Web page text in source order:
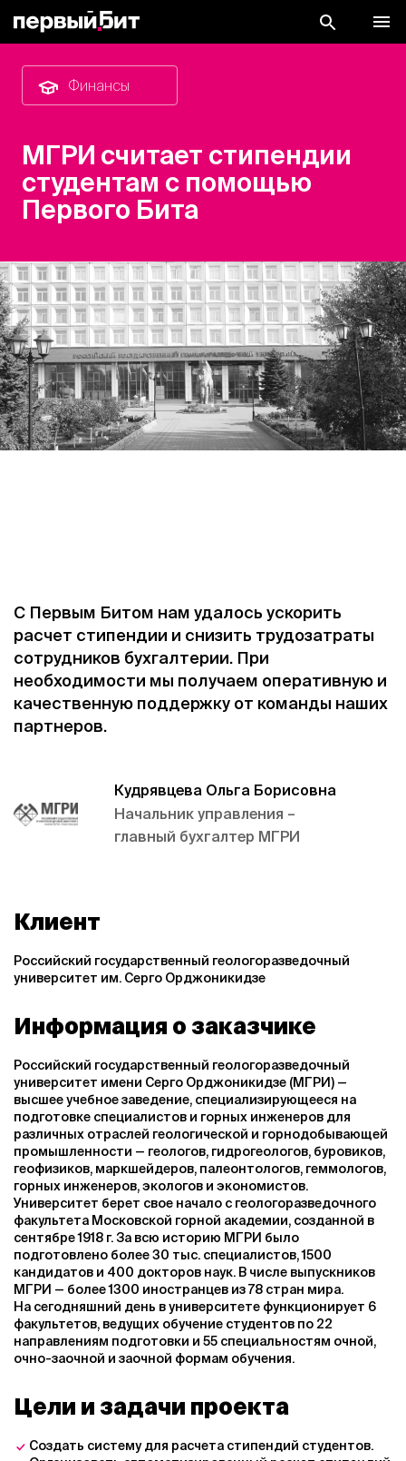
Финансы
МГРИ считает стипендии
студентам с помощью
Первого Бита
С Первым Битом нам удалось ускорить
расчет стипендии и снизить трудозатраты
сотрудников бухгалтерии. При
необходимости мы получаем оперативную и
качественную поддержку от команды наших
партнеров.
Кудрявцева Ольга Борисовна
Начальник управления –
главный бухгалтер МГРИ
Клиент
Российский государственный геологоразведочный
университет им. Серго Орджоникидзе
Информация о заказчике
Российский государственный геологоразведочный
университет имени Серго Орджоникидзе (МГРИ) —
высшее учебное заведение, специализирующееся на
подготовке специалистов и горных инженеров для
различных отраслей геологической и горнодобывающей
промышленности — геологов, гидрогеологов, буровиков,
геофизиков, маркшейдеров, палеонтологов, геммологов,
горных инженеров, экологов и экономистов.
Университет берет свое начало с геологоразведочного
факультета Московской горной академии, созданной в
сентябре 1918 г. За всю историю МГРИ было
подготовлено более 30 тыс. специалистов, 1500
кандидатов и 400 докторов наук. В числе выпускников
МГРИ — более 1300 иностранцев из 78 стран мира.
На сегодняшний день в университете функционирует 6
факультетов, ведущих обучение студентов по 22
направлениям подготовки и 55 специальностям очной,
очно-заочной и заочной формам обучения.
Цели и задачи проекта
Создать систему для расчета стипендий студентов.